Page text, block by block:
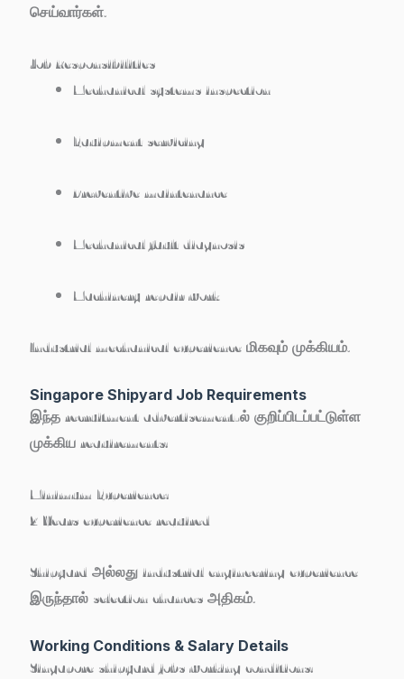
செய்வார்கள்.
Job Responsibilities
Mechanical systems inspection
Equipment servicing
Preventive maintenance
Mechanical fault diagnosis
Machinery repair work
Industrial mechanical experience மிகவும் முக்கியம்.
Singapore Shipyard Job Requirements
இந்த recruitment advertisement-ல் குறிப்பிடப்பட்டுள்ள
முக்கிய requirements:
Minimum Experience:
2 Years experience required
Shipyard அல்லது industrial engineering experience
இருந்தால் selection chances அதிகம்.
Working Conditions & Salary Details
Singapore shipyard jobs working conditions: